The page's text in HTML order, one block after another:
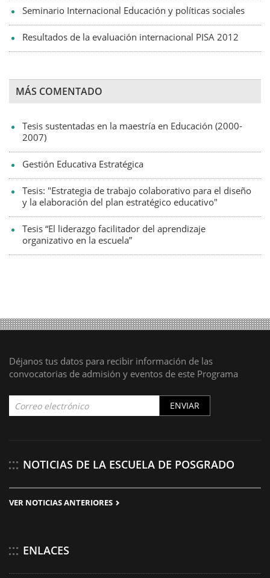
Seminario Internacional Educación y políticas sociales
Resultados de la evaluación internacional PISA 2012
MÁS COMENTADO
Tesis sustentadas en la maestría en Educación (2000-
2007)
Gestión Educativa Estratégica
Tesis: "Estrategia de trabajo colaborativo para el diseño
y la elaboración del plan estratégico educativo"
Tesis “El liderazgo facilitador del aprendizaje
organizativo en la escuela”
Déjanos tus datos para recibir información de las
convocatorias de admisión y eventos de este Programa
ENVIAR
NOTICIAS DE LA ESCUELA DE POSGRADO
VER NOTICIAS ANTERIORES
ENLACES